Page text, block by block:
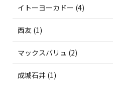
イトーヨーカドー (4)
西友 (1)
マックスバリュ (2)
成城石井 (1)